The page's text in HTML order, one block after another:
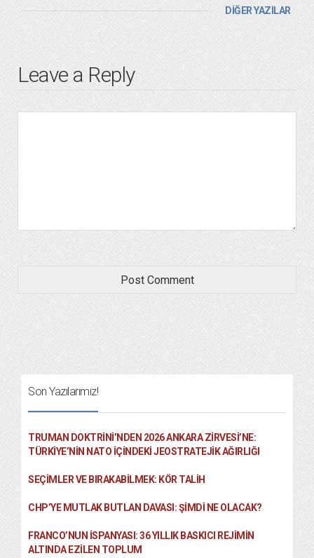
DİĞER YAZILAR
Leave a Reply
Son Yazılarımız!
TRUMAN DOKTRINI’NDEN 2026 ANKARA ZIRVESI’NE:
TÜRKIYE’NIN NATO İÇINDEKI JEOSTRATEJIK AĞIRLIĞI
SEÇIMLER VE BIRAKABILMEK: KÖR TALIH
CHP’YE MUTLAK BUTLAN DAVASI: ŞİMDİ NE OLACAK?
FRANCO’NUN İSPANYASI: 36 YILLIK BASKICI REJIMIN
ALTINDA EZILEN TOPLUM